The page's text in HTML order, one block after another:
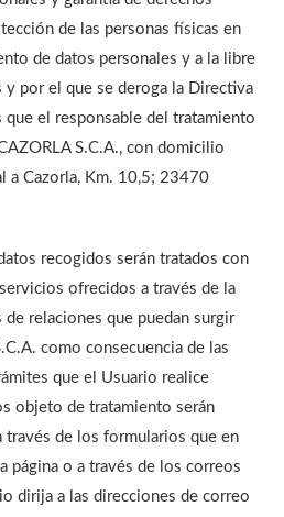
de las personas físicas en
de datos personales y a la libre
por el que se deroga la Directiva
el responsable del tratamiento
S.C.A., con domicilio
a Cazorla, Km. 10,5; 23470
recogidos serán tratados con
ofrecidos a través de la
relaciones que puedan surgir
como consecuencia de las
que el Usuario realice
objeto de tratamiento serán
través de los formularios que en
página o a través de los correos
dirija a las direcciones de correo